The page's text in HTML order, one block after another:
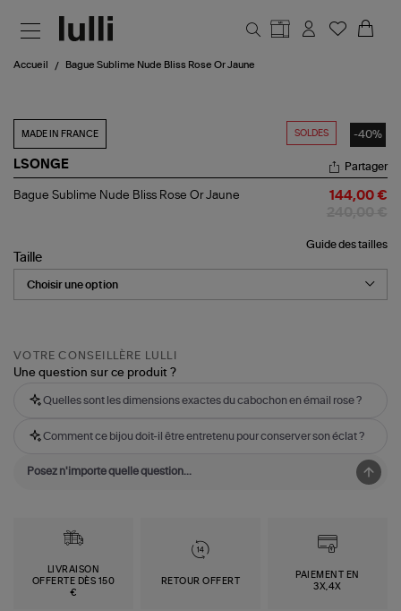
Accueil Bague Sublime Nude Bliss Rose Or Jaune
SOLDES -40%
MADE IN FRANCE
LSONGE
Bague
Rose
Or
Jaune
Partager
Bague Sublime Nude Bliss Rose Or Jaune 144,00 €
Guide des tailles
Taille
VOTRE CONSEILLÈRE LULLI
Une question sur ce produit ?
Quelles sont les dimensions exactes du cabochon en émail rose ?
Comment ce bijou doit-il être entretenu pour conserver son éclat ?
LIVRAISON
OFFERTE DÈS 150
€
RETOUR OFFERT
PAIEMENT EN
3X,4X